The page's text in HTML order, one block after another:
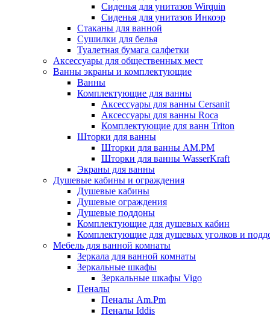
Сиденья для унитазов Wirquin
Сиденья для унитазов Инкоэр
Стаканы для ванной
Сушилки для белья
Туалетная бумага салфетки
Аксессуары для общественных мест
Ванны экраны и комплектующие
Ванны
Комплектующие для ванны
Аксессуары для ванны Cersanit
Аксессуары для ванны Roca
Комплектующие для ванн Triton
Шторки для ванны
Шторки для ванны AM.PM
Шторки для ванны WasserKraft
Экраны для ванны
Душевые кабины и ограждения
Душевые кабины
Душевые ограждения
Душевые поддоны
Комплектующие для душевых кабин
Комплектующие для душевых уголков и
Мебель для ванной комнаты
Зеркала для ванной комнаты
Зеркальные шкафы
Зеркальные шкафы Vigo
Пеналы
Пеналы Am.Pm
Пеналы Iddis